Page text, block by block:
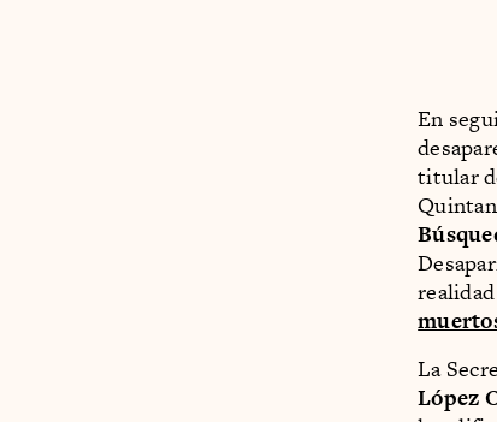
En
titular
La
López